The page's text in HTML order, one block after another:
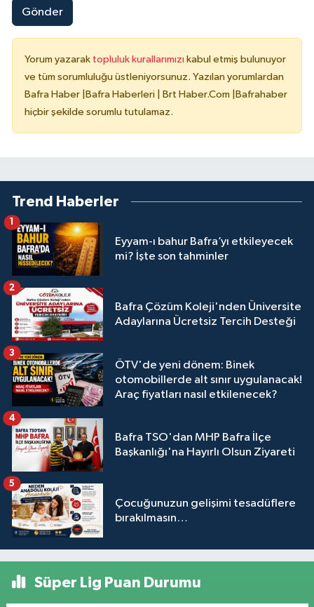
Gönder
Yorum yazarak topluluk kurallarımızı kabul etmiş bulunuyor
ve tüm sorumluluğu üstleniyorsunuz. Yazılan yorumlardan
Bafra Haber |Bafra Haberleri | Brt Haber.Com |Bafrahaber
hiçbir şekilde sorumlu tutulamaz.
Trend Haberler
Eyyam-ı bahur Bafra’yı etkileyecek
mi? İşte son tahminler
1
Bafra Çözüm Koleji'nden Üniversite
Adaylarına Ücretsiz Tercih Desteği
2
ÖTV'de yeni dönem: Binek
otomobillerde alt sınır uygulanacak!
Araç fiyatları nasıl etkilenecek?
3
Bafra TSO'dan MHP Bafra İlçe
Başkanlığı'na Hayırlı Olsun Ziyareti
4
Çocuğunuzun gelişimi tesadüflere
bırakılmasın…
5
Süper Lig Puan Durumu